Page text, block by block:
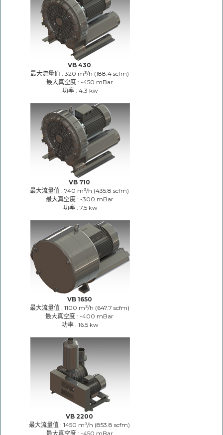
VB 430
最大流量值 : 320 m³/h (188.4 scfm)
最大真空度 : -450 mBar
功率 : 4.3 kw
VB 710
最大流量值 : 740 m³/h (435.8 scfm)
最大真空度 : -300 mBar
功率 : 7.5 kw
VB 1650
最大流量值 : 1100 m³/h (647.7 scfm)
最大真空度 : -400 mBar
功率 : 16.5 kw
VB 2200
最大流量值 : 1450 m³/h (853.8 scfm)
最大真空度 : -450 mBar